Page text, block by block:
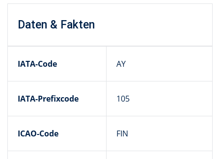
Daten & Fakten
IATA-Code AY
IATA-Prefixcode 105
ICAO-Code FIN